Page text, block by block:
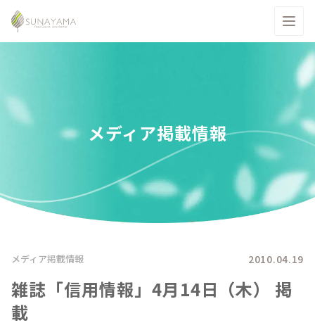
メディア掲載情報
メディア掲載情報 2010.04.19
雑誌「信用情報」4月14日（木） 掲
載